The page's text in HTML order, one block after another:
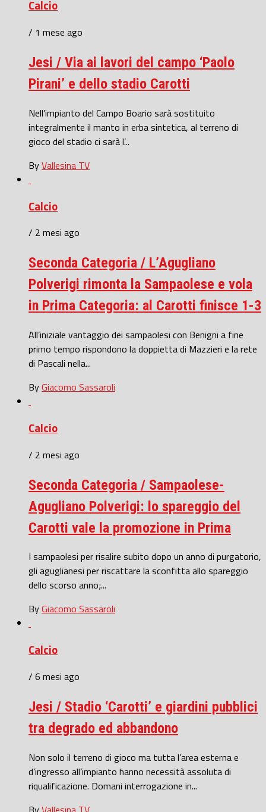
Calcio
/ 1 mese ago
Jesi / Via ai lavori del campo ‘Paolo
Pirani’ e dello stadio Carotti
Nell’impianto del Campo Boario sarà sostituito
integralmente il manto in erba sintetica, al terreno di
gioco del stadio ci sarà l’...
ByVallesina TV
Calcio
/ 2 mesi ago
Seconda Categoria / L’Agugliano
Polverigi rimonta la Sampaolese e vola
in Prima Categoria: al Carotti finisce 1-3
All’iniziale vantaggio dei sampaolesi con Benigni a fine
primo tempo rispondono la doppietta di Mazzieri e la rete
di Pascali nella...
ByGiacomo Sassaroli
Calcio
/ 2 mesi ago
Seconda Categoria / Sampaolese-
Agugliano Polverigi: lo spareggio del
Carotti vale la promozione in Prima
I sampaolesi per risalire subito dopo un anno di purgatorio,
gli aguglianesi per riscattare la sconfitta allo spareggio
dello scorso anno;...
ByGiacomo Sassaroli
Calcio
/ 6 mesi ago
Jesi / Stadio ‘Carotti’ e giardini pubblici
tra degrado ed abbandono
Non solo il terreno di gioco ma tutta l’area esterna e
d’ingresso all’impianto hanno necessità assoluta di
riqualificazione. Domani interrogazione in...